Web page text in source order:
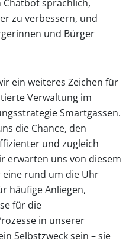
Chatbot sprachlich,
zu verbessern, und
und Bürger
ein weiteres Zeichen für
Verwaltung im
Smartgassen.
die Chance, den
und zugleich
erwarten uns von diesem
rund um die Uhr
häufige Anliegen,
für die
in unserer
Selbstzweck sein – sie